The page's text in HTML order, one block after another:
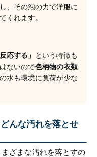
、その泡の力で洋服に
くれます。
応する」 という特徴も
ないので色柄物の衣類
水も環境に負荷が少な
んな汚れを落とせ
ざまな汚れを落とすの